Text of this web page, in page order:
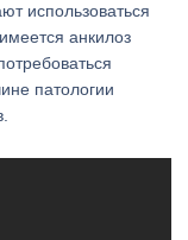
использоваться
анкилоз
патологии